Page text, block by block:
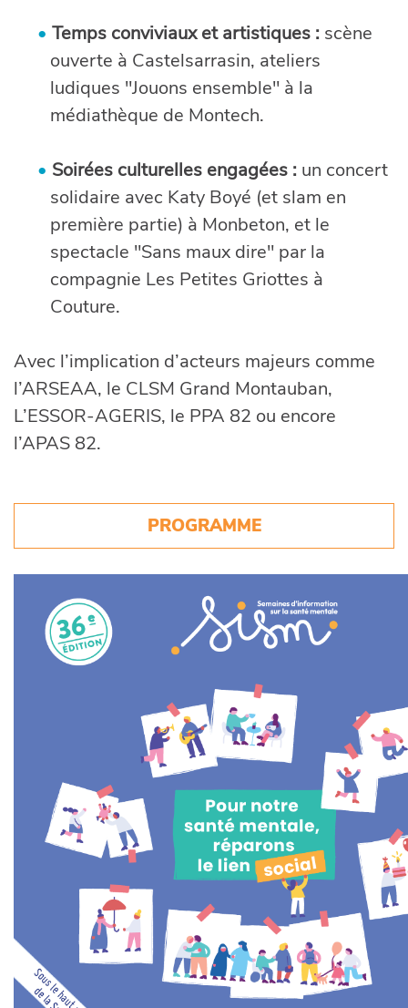
Temps conviviaux et artistiques : scène
ouverte à Castelsarrasin, ateliers
ludiques "Jouons ensemble" à la
médiathèque de Montech.
Soirées culturelles engagées : un concert
solidaire avec Katy Boyé (et slam en
première partie) à Monbeton, et le
spectacle "Sans maux dire" par la
compagnie Les Petites Griottes à
Couture.
Avec l’implication d’acteurs majeurs comme
l’ARSEAA, le CLSM Grand Montauban,
L’ESSOR-AGERIS, le PPA 82 ou encore
l’APAS 82.
PROGRAMME